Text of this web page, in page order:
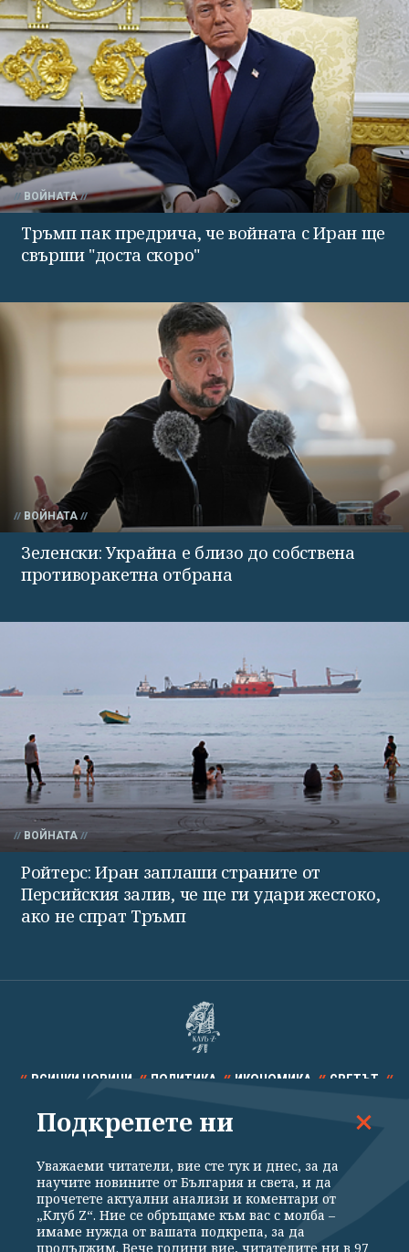
ВОЙНАТА
Тръмп пак предрича, че войната с Иран ще
свърши "доста скоро"
ВОЙНАТА
Зеленски: Украйна е близо до собствена
противоракетна отбрана
ВОЙНАТА
Ройтерс: Иран заплаши страните от
Персийския залив, че ще ги удари жестоко,
ако не спрат Тръмп
ВСИЧКИ НОВИНИ ПОЛИТИКА ИКОНОМИКА СВЕТЪТ
СПОРТ КУЛТУРА ТЕХНОЛОГИИ КАЛЕЙДОСКОП
Подкрепете ни
Уважаеми читатели, вие сте тук и днес, за да
научите новините от България и света, и да
прочетете актуални анализи и коментари от
„Клуб Z“. Ние се обръщаме към вас с молба –
имаме нужда от вашата подкрепа, за да
продължим. Вече години вие, читателите ни в 97